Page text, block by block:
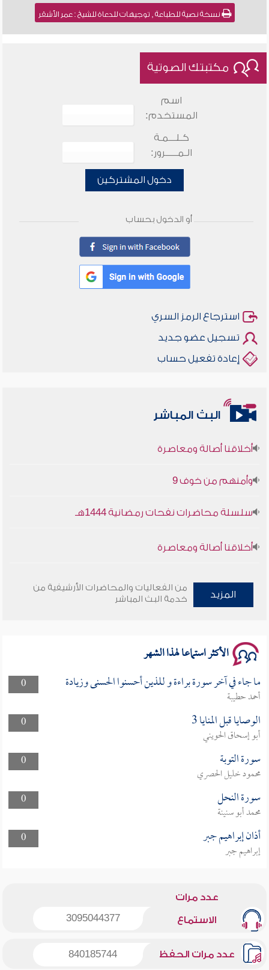
نسخة نصية للطباعة , توجيهات للدعاة للشيخ : عمر الأشقر
مكتبتك الصوتية
اسم
المستخدم:
كـلـــمـة
الـمـــــرور:
دخول المشتركين
أو الدخول بحساب
استرجاع الرمز السري
تسجيل عضو جديد
إعادة تفعيل حساب
البث المباشر
سلسلة محاضرات نفحات رمضانية 1444هـ
المزيد
من الفعاليات والمحاضرات الأرشيفية من
خدمة البث المباشر
الأكثر استماعا لهذا الشهر
0 ما جاء في آخر سورة براءة و للذين أحسنوا الحسنى وزيادة
أحمد حطيبة
0
الوصايا قبل المنايا 3
أبو إسحاق الحويني
0
سورة التوبة
محمود خليل الحصري
0
سورة النحل
محمد أبو سنينة
0
أذان إبراهيم جبر
إبراهيم جبر
عدد مرات
الاستماع 3095044377
عدد مرات الحفظ 840185744